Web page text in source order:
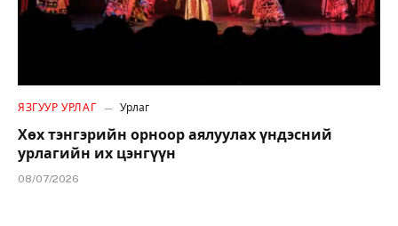
ЯЗГУУР УРЛАГ Урлаг
Хөх тэнгэрийн орноор аялуулах үндэсний
урлагийн их цэнгүүн
08/07/2026